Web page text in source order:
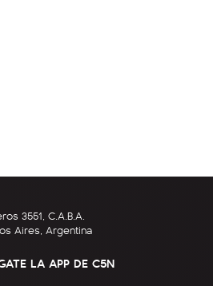
3551, C.A.B.A.
Aires, Argentina
LA APP DE C5N